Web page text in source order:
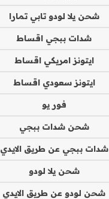
شحن يلا لودو تابي تمارا
شدات ببجي اقساط
ايتونز امريكي اقساط
ايتونز سعودي اقساط
فور يو
شحن شدات ببجي
شدات ببجي عن طريق الايدي
شحن يلا لودو
شحن لودو عن طريق الايدي